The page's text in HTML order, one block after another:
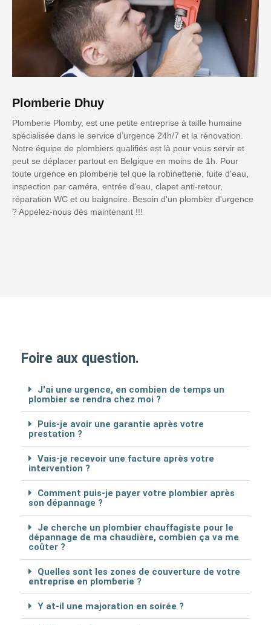
Plomberie Dhuy
Plomberie Plomby, est une petite entreprise à taille humaine
spécialisée dans le service d’urgence 24h/7 et la rénovation.
Notre équipe de plombiers qualifiés est là pour vous servir et
peut se déplacer partout en Belgique en moins de 1h. Pour
toute urgence en plomberie tel que la robinetterie, fuite d'eau,
inspection par caméra, entrée d'eau, clapet anti-retour,
réparation WC et ou baignoire. Besoin d'un plombier d'urgence
? Appelez-nous dès maintenant !!!
Foire aux question.
J'ai une urgence, en combien de temps un
plombier se rendra chez moi ?
Puis-je avoir une garantie après votre
prestation ?
Vais-je recevoir une facture après votre
intervention ?
Comment puis-je payer votre plombier après
son dépannage ?
Je cherche un plombier chauffagiste pour le
dépannage de ma chaudière, combien ça va me
coûter ?
Quelles sont les zones de couverture de votre
entreprise en plomberie ?
Y at-il une majoration en soirée ?